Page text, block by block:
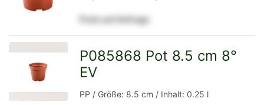
Detailseite
Preis auf Anfrage
P085868 Pot 8.5 cm 8°
EV
PP / Größe: 8.5 cm / Inhalt: 0.25 l